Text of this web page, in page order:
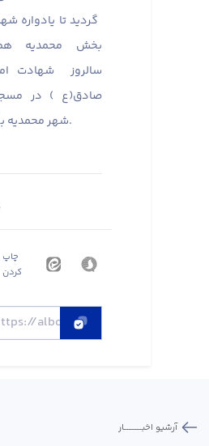
گردید تا یادواره
بخش محمدیه
سالروز شهادت
صادق(ع ) در
شهر محمدیه برگزار شود.
چاپ
کردن
آرشیو اخبـــــــــــار